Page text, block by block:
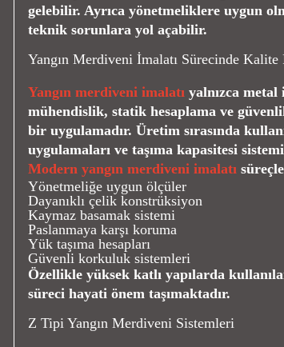
gelebilir. Ayrıca yönetmeliklere uygun
teknik sorunlara yol açabilir.
Yangın Merdiveni İmalatı Sürecinde Kalite
Yangın merdiveni imalatı yalnızca metal
mühendislik, statik hesaplama ve
bir uygulamadır. Üretim sırasında
uygulamaları ve taşıma kapasitesi
Modern yangın merdiveni imalatı
Yönetmeliğe uygun ölçüler
Dayanıklı çelik konstrüksiyon
Kaymaz basamak sistemi
Paslanmaya karşı koruma
Yük taşıma hesapları
Güvenli korkuluk sistemleri
Özellikle yüksek katlı yapılarda
süreci hayati önem taşımaktadır.
Z Tipi Yangın Merdiveni Sistemleri